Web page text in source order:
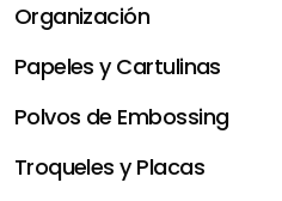
Organización
Papeles y Cartulinas
Polvos de Embossing
Troqueles y Placas